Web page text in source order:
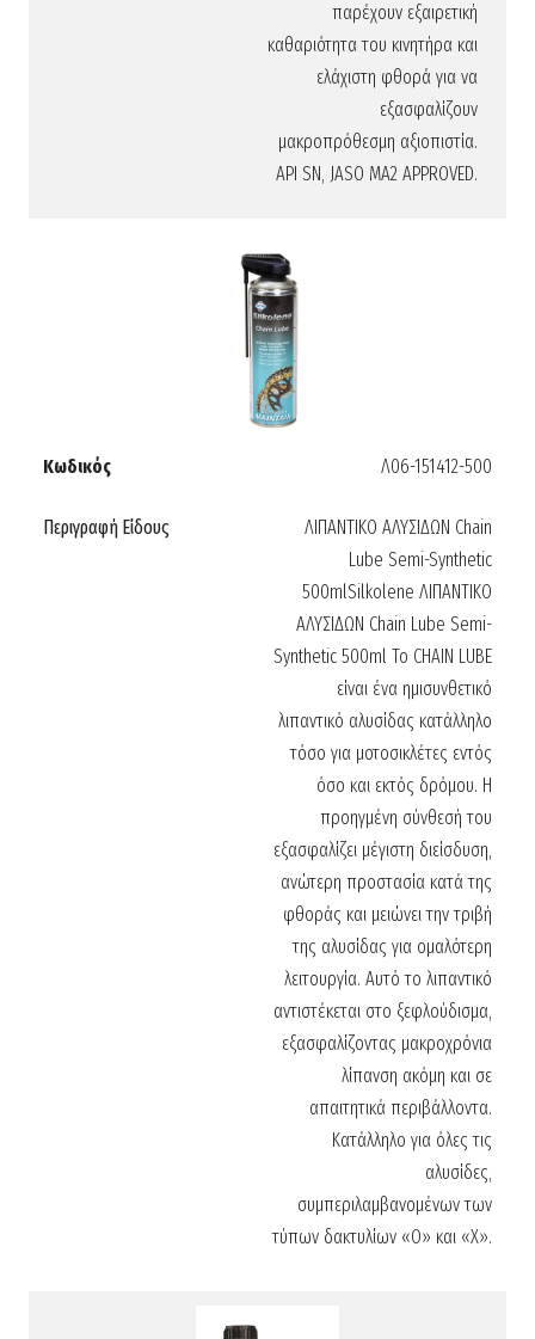
παρέχουν εξαιρετική
καθαριότητα του κινητήρα και
ελάχιστη φθορά για να
εξασφαλίζουν
μακροπρόθεσμη αξιοπιστία.
API SN, JASO MA2 APPROVED.
Κωδικός Λ06-151412-500
Περιγραφή Είδους
ΛΙΠΑΝΤΙΚΟ ΑΛΥΣΙΔΩΝ Chain
Lube Semi-Synthetic
500mlSilkolene ΛΙΠΑΝΤΙΚΟ
ΑΛΥΣΙΔΩΝ Chain Lube Semi-
Synthetic 500ml Το CHAIN LUBE
είναι ένα ημισυνθετικό
λιπαντικό αλυσίδας κατάλληλο
τόσο για μοτοσικλέτες εντός
όσο και εκτός δρόμου. Η
προηγμένη σύνθεσή του
εξασφαλίζει μέγιστη διείσδυση,
ανώτερη προστασία κατά της
φθοράς και μειώνει την τριβή
της αλυσίδας για ομαλότερη
λειτουργία. Αυτό το λιπαντικό
αντιστέκεται στο ξεφλούδισμα,
εξασφαλίζοντας μακροχρόνια
λίπανση ακόμη και σε
απαιτητικά περιβάλλοντα.
Κατάλληλο για όλες τις
αλυσίδες,
συμπεριλαμβανομένων των
τύπων δακτυλίων «O» και «X».